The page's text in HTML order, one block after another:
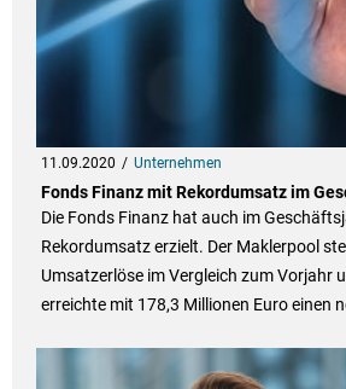
11.09.2020 Unternehmen
Fonds Finanz mit Rekordumsatz im
Die Fonds Finanz hat auch im
Rekordumsatz erzielt. Der Maklerpool
Umsatzerlöse im Vergleich zum Vorjahr
erreichte mit 178,3 Millionen Euro einen